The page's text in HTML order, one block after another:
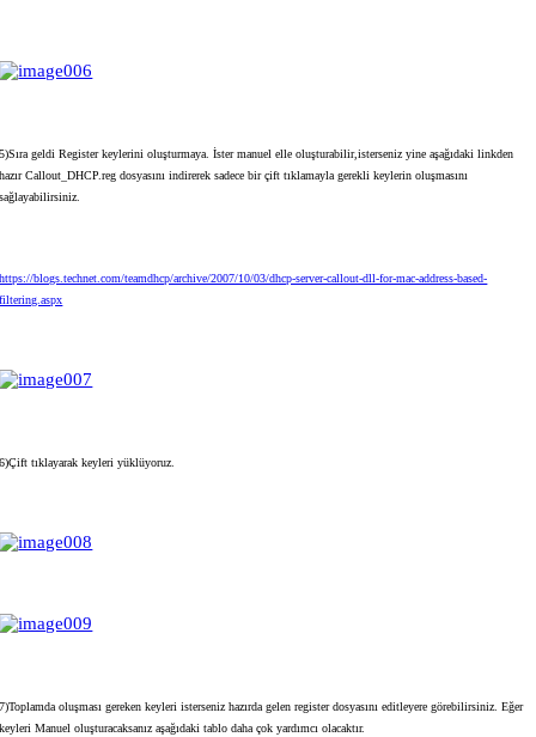
5)Sıra geldi Register keylerini oluşturmaya. İster manuel elle oluşturabilir,isterseniz yine aşağıdaki linkden
hazır Callout_DHCP.reg dosyasını indirerek sadece bir çift tıklamayla gerekli keylerin oluşmasını
sağlayabilirsiniz.
https://blogs.technet.com/teamdhcp/archive/2007/10/03/dhcp-server-callout-dll-for-mac-address-based-
filtering.aspx
6)Çift tıklayarak keyleri yüklüyoruz.
7)Toplamda oluşması gereken keyleri isterseniz hazırda gelen register dosyasını editleyere görebilirsiniz. Eğer
keyleri Manuel oluşturacaksanız aşağıdaki tablo daha çok yardımcı olacaktır.